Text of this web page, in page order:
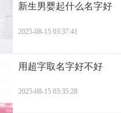
​新生男婴起什么名字好
2025-08-15 03:37:41
​用超字取名字好不好
2025-08-15 03:35:28